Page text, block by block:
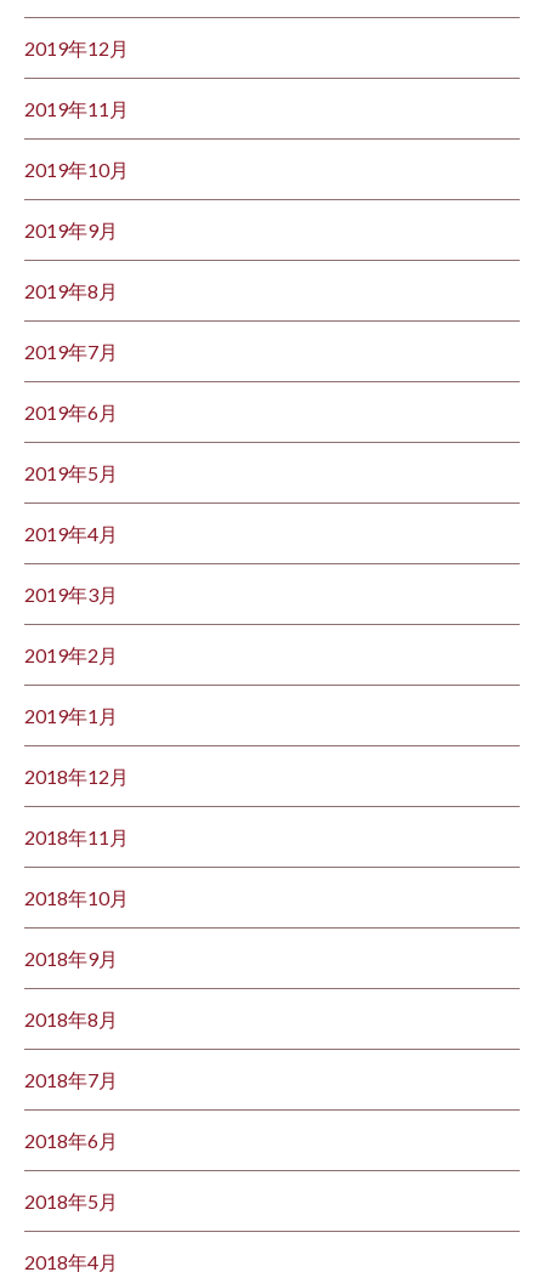
2019年12月
2019年11月
2019年10月
2019年9月
2019年8月
2019年7月
2019年6月
2019年5月
2019年4月
2019年3月
2019年2月
2019年1月
2018年12月
2018年11月
2018年10月
2018年9月
2018年8月
2018年7月
2018年6月
2018年5月
2018年4月